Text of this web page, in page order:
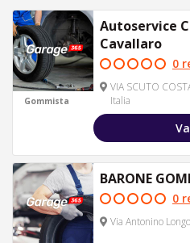
Gommista
Autoservice
Cavallaro
0
VIA SCUTO
Italia
BARONE
0
Via Antonino